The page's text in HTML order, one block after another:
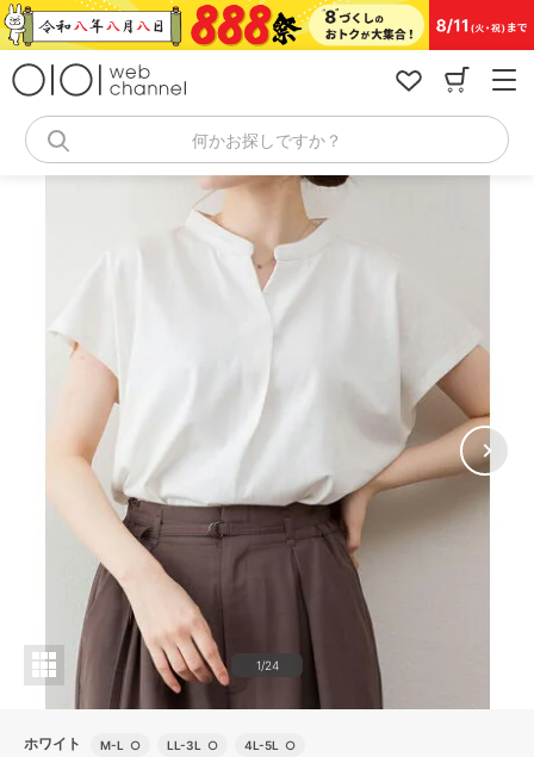
コ
ン
何かお探しですか？
1/24
ホワイト M-L ○ LL-3L ○ 4L-5L ○